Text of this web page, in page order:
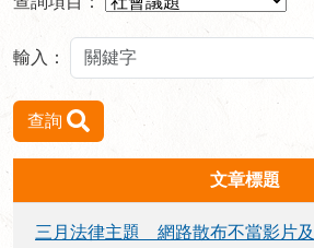
輸入：
查詢
文章標題
三月法律主題 網路散布不當影片